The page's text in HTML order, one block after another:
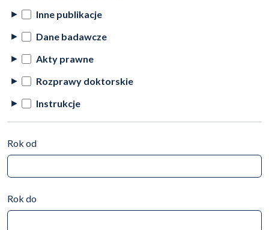
Inne publikacje
Dane badawcze
Akty prawne
Rozprawy doktorskie
Instrukcje
Rok od
Rok do